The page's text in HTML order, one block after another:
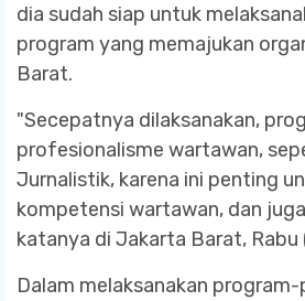
dia sudah siap untuk
program yang memajukan
Barat.
"Secepatnya dilaksanakan,
profesionalisme wartawan,
Jurnalistik, karena ini penting
kompetensi wartawan, dan
katanya di Jakarta Barat,
Dalam melaksanakan